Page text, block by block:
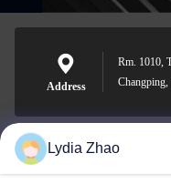
Address
Rm. 1010,
Lydia Zhao